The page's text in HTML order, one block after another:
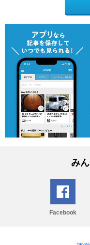
み
Facebook